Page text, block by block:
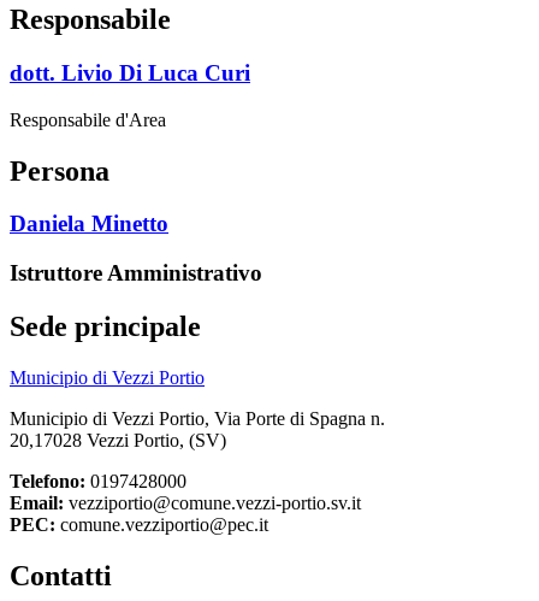
Responsabile
dott. Livio Di Luca Curi
Responsabile d'Area
Persona
Daniela Minetto
Istruttore Amministrativo
Sede principale
Municipio di Vezzi Portio
Municipio di Vezzi Portio, Via Porte di Spagna n.
20,17028 Vezzi Portio, (SV)
Telefono: 0197428000
Email: vezziportio@comune.vezzi-portio.sv.it
PEC: comune.vezziportio@pec.it
Contatti